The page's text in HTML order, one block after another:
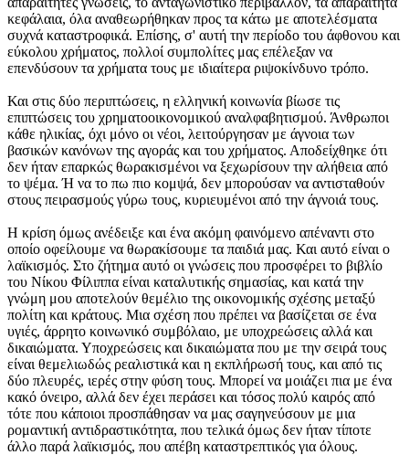
κεφάλαια, όλα αναθεωρήθηκαν προς τα κάτω με αποτελέσματα
συχνά καταστροφικά. Επίσης, σ' αυτή την περίοδο του άφθονου και
εύκολου χρήματος, πολλοί συμπολίτες μας επέλεξαν να
επενδύσουν τα χρήματα τους με ιδιαίτερα ριψοκίνδυνο τρόπο.
Και στις δύο περιπτώσεις, η ελληνική κοινωνία βίωσε τις
επιπτώσεις του χρηματοοικονομικού αναλφαβητισμού. Άνθρωποι
κάθε ηλικίας, όχι μόνο οι νέοι, λειτούργησαν με άγνοια των
βασικών κανόνων της αγοράς και του χρήματος. Αποδείχθηκε ότι
δεν ήταν επαρκώς θωρακισμένοι να ξεχωρίσουν την αλήθεια από
το ψέμα. Ή να το πω πιο κομψά, δεν μπορούσαν να αντισταθούν
στους πειρασμούς γύρω τους, κυριευμένοι από την άγνοιά τους.
Η κρίση όμως ανέδειξε και ένα ακόμη φαινόμενο απέναντι στο
οποίο οφείλουμε να θωρακίσουμε τα παιδιά μας. Και αυτό είναι ο
λαϊκισμός. Στο ζήτημα αυτό οι γνώσεις που προσφέρει το βιβλίο
του Νίκου Φίλιππα είναι καταλυτικής σημασίας, και κατά την
γνώμη μου αποτελούν θεμέλιο της οικονομικής σχέσης μεταξύ
πολίτη και κράτους. Μια σχέση που πρέπει να βασίζεται σε ένα
υγιές, άρρητο κοινωνικό συμβόλαιο, με υποχρεώσεις αλλά και
δικαιώματα. Υποχρεώσεις και δικαιώματα που με την σειρά τους
είναι θεμελιωδώς ρεαλιστικά και η εκπλήρωσή τους, και από τις
δύο πλευρές, ιερές στην φύση τους. Μπορεί να μοιάζει πια με ένα
κακό όνειρο, αλλά δεν έχει περάσει και τόσος πολύ καιρός από
τότε που κάποιοι προσπάθησαν να μας σαγηνεύσουν με μια
ρομαντική αντιδραστικότητα, που τελικά όμως δεν ήταν τίποτε
άλλο παρά λαϊκισμός, που απέβη καταστρεπτικός για όλους.